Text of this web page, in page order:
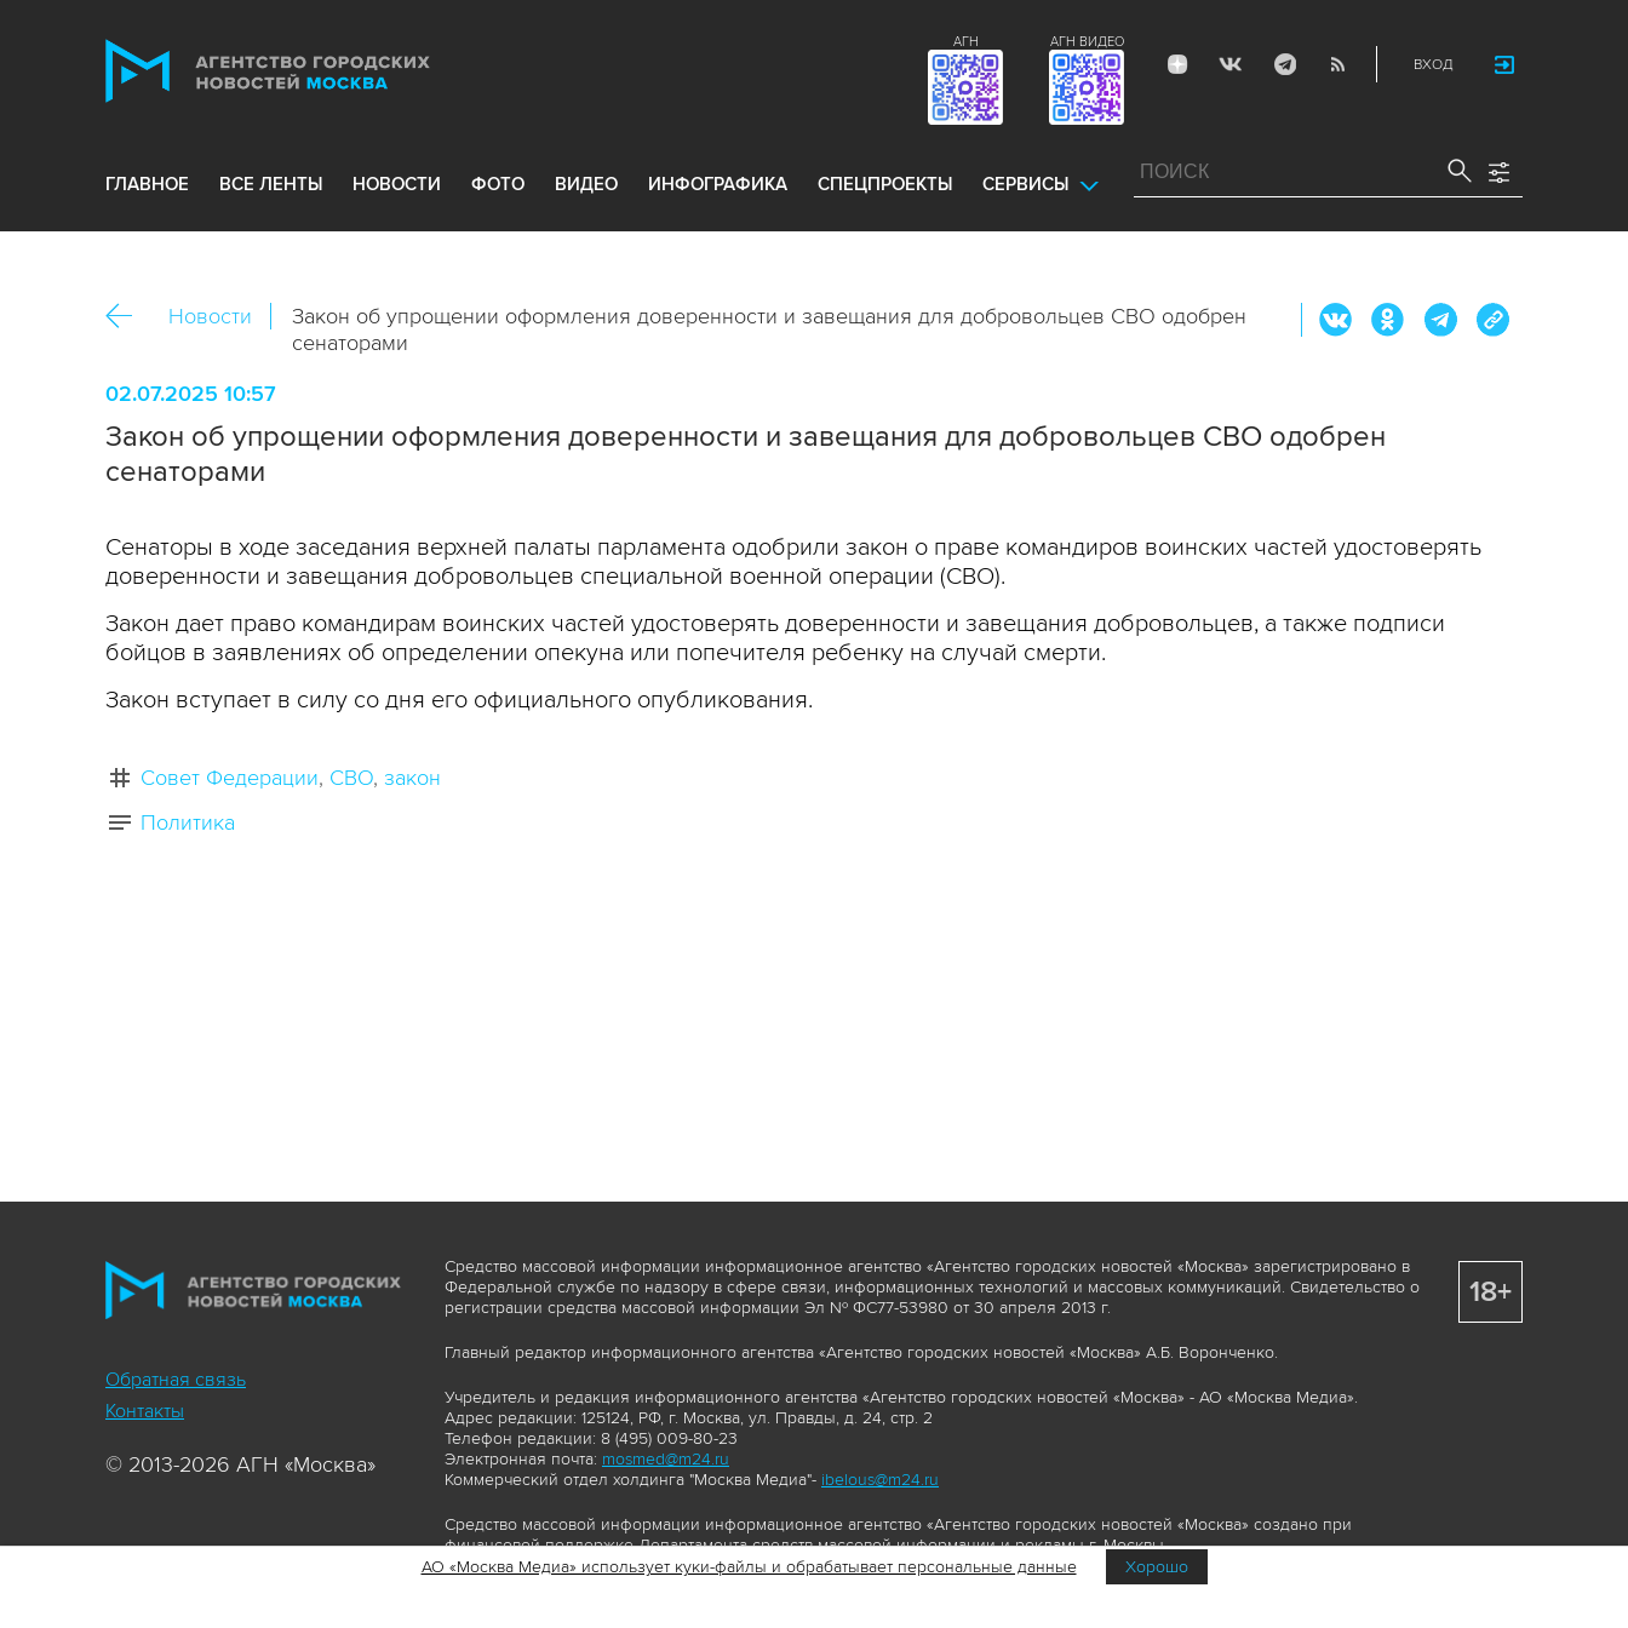
ВХОД
АГН ВИДЕО
АГН
ГЛАВНОЕ ВСЕ ЛЕНТЫ НОВОСТИ ФОТО ВИДЕО ИНФОГРАФИКА СПЕЦПРОЕКТЫ СЕРВИСЫ
Новости
Закон об упрощении оформления доверенности и завещания для добровольцев СВО одобрен
сенаторами
02.07.2025 10:57
Закон об упрощении оформления доверенности и завещания для добровольцев СВО одобрен
сенаторами
Сенаторы в ходе заседания верхней палаты парламента одобрили закон о праве командиров воинских частей удостоверять
доверенности и завещания добровольцев специальной военной операции (СВО).
Закон дает право командирам воинских частей удостоверять доверенности и завещания добровольцев, а также подписи
бойцов в заявлениях об определении опекуна или попечителя ребенку на случай смерти.
Закон вступает в силу со дня его официального опубликования.
Совет Федерации СВО закон
Политика
Обратная связь
Контакты
© 2013-2026 АГН «Москва»
Средство массовой информации информационное агентство «Агентство городских новостей «Москва» зарегистрировано в
Федеральной службе по надзору в сфере связи, информационных технологий и массовых коммуникаций. Свидетельство о
регистрации средства массовой информации Эл № ФС77-53980 от 30 апреля 2013 г.
Главный редактор информационного агентства «Агентство городских новостей «Москва» А.Б. Воронченко.
Учредитель и редакция информационного агентства «Агентство городских новостей «Москва» - АО «Москва Медиа».
Адрес редакции: 125124, РФ, г. Москва, ул. Правды, д. 24, стр. 2
Телефон редакции: 8 (495) 009-80-23
Электронная почта: mosmed@m24.ru
Коммерческий отдел холдинга "Москва Медиа"- ibelous@m24.ru
Средство массовой информации информационное агентство «Агентство городских новостей «Москва» создано при
финансовой поддержке Департамента средств массовой информации и рекламы г. Москвы.
Сайт https://www.mskagency.ru содержит материалы, товарные знаки и иные охраняемые элементы, включая, но, не
18+
АО «Москва Медиа» использует куки-файлы и обрабатывает персональные данные Хорошо